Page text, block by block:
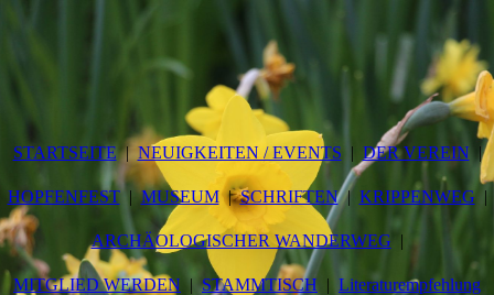
STARTSEITE NEUIGKEITEN / EVENTS DER VEREIN
HOPFENFEST MUSEUM SCHRIFTEN KRIPPENWEG
ARCHÄOLOGISCHER WANDERWEG
MITGLIED WERDEN STAMMTISCH Literaturempfehlung